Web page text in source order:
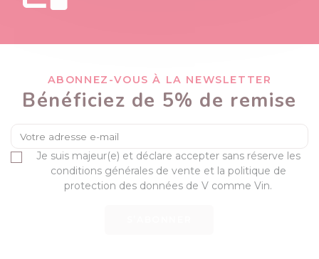
ABONNEZ-VOUS À LA NEWSLETTER
Bénéficiez de 5% de remise
Je suis majeur(e) et déclare accepter sans réserve les
conditions générales de vente et la politique de
protection des données de V comme Vin.